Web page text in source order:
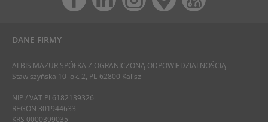
DANE FIRMY
ALBIS MAZUR SPÓŁKA Z OGRANICZONĄ ODPOWIEDZIALNOŚCIĄ
Stawiszyńska 10 lok. 2, PL-62800 Kalisz
NIP / VAT PL6182139326
REGON 301944633
KRS 0000399035